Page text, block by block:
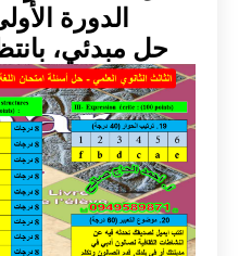
الدورة
حل مبدئي،